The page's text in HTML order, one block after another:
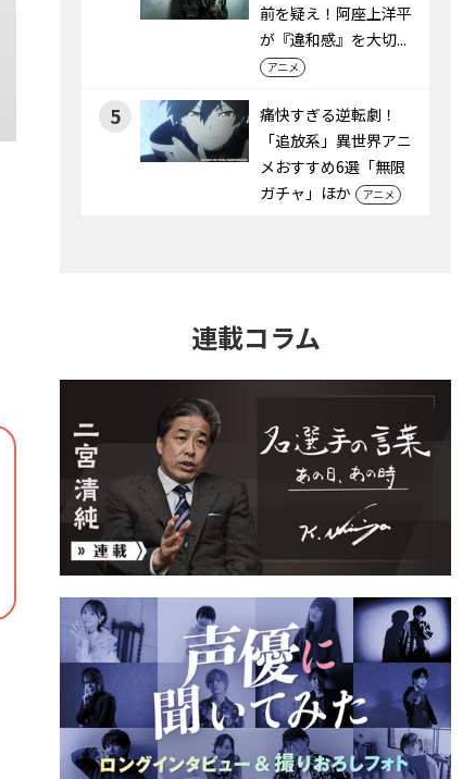
前を疑え！阿座上洋平
が『違和感』を大切...
アニメ
5
痛快すぎる逆転劇！
「追放系」異世界アニ
メおすすめ6選「無限
ガチャ」ほか
アニメ
連載コラム